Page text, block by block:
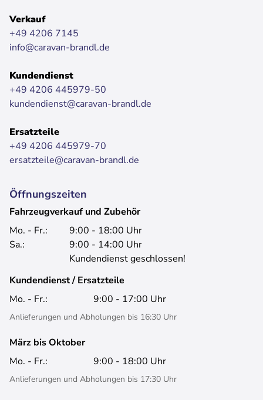
Verkauf
+49 4206 7145
info@caravan-brandl.de
Kundendienst
+49 4206 445979-50
kundendienst@caravan-brandl.de
Ersatzteile
+49 4206 445979-70
ersatzteile@caravan-brandl.de
Öffnungszeiten
Fahrzeugverkauf und Zubehör
Mo. - Fr.:
9:00 - 18:00 Uhr
Sa.:
9:00 - 14:00 Uhr
Kundendienst geschlossen!
Kundendienst / Ersatzteile
Anlieferungen und Abholungen bis 16:30 Uhr
Mo. - Fr.: 9:00 - 17:00 Uhr
März bis Oktober
Anlieferungen und Abholungen bis 17:30 Uhr
Mo. - Fr.: 9:00 - 18:00 Uhr